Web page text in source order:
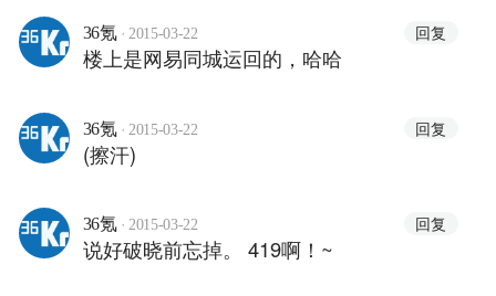
36氪 · 2015-03-22 回复
楼上是网易同城运回的，哈哈
36氪 · 2015-03-22 回复
(擦汗)
36氪 · 2015-03-22 回复
说好破晓前忘掉。 419啊！~